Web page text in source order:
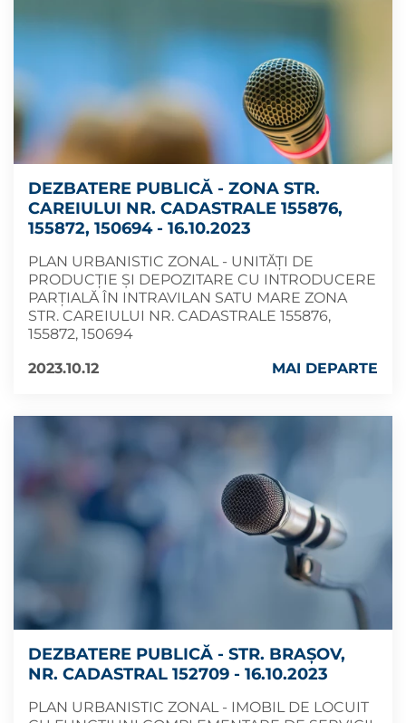
DEZBATERE PUBLICĂ - ZONA STR.
CAREIULUI NR. CADASTRALE 155876,
155872, 150694 - 16.10.2023
PLAN URBANISTIC ZONAL - UNITĂȚI DE
PRODUCȚIE ȘI DEPOZITARE CU INTRODUCERE
PARȚIALĂ ÎN INTRAVILAN SATU MARE ZONA
STR. CAREIULUI NR. CADASTRALE 155876,
155872, 150694
2023.10.12
MAI DEPARTE
DEZBATERE PUBLICĂ - STR. BRAȘOV,
NR. CADASTRAL 152709 - 16.10.2023
PLAN URBANISTIC ZONAL - IMOBIL DE LOCUIT